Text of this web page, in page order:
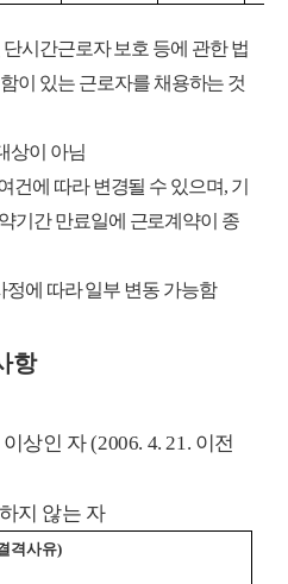
시간근로자 보호 등에 관한 법
이 있는 근로자를 채용하는 것
상이 아님
건에 따라 변경될 수 있으며, 기
기간 만료일에 근로계약이 종
에 따라 일부 변동 가능함
항
이상인 자(2006. 4. 21. 이전
지 않는 자
격사유)